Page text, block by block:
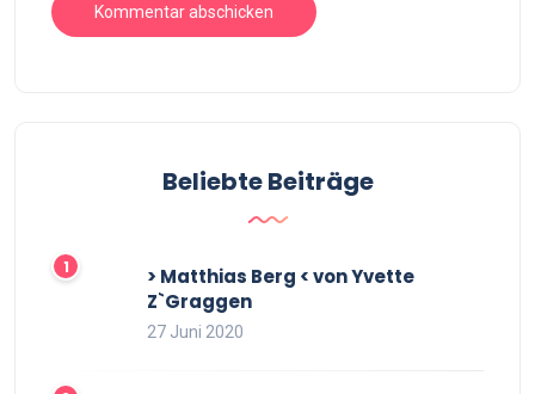
Beliebte Beiträge
> Matthias Berg < von Yvette
Z`Graggen
27 Juni 2020